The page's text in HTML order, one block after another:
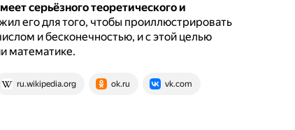
серьёзного теоретического и
его для того, чтобы проиллюстрировать
и бесконечностью, и с этой целью
математике.
ru.wikipedia.org ok.ru vk.com